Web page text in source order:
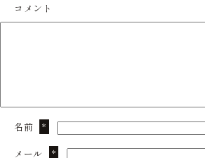
コメント
名前 *
メール *